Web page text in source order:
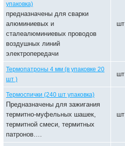
упаковка)
предназначены для сварки
алюминиевых и
сталеалюминиевых проводов
воздушных линий
электропередачи
шт
Термопатроны 4 мм (в упаковке 20
шт )
шт
Термоспички (240 шт упаковка)
Предназначены для зажигания
термитно-муфельных шашек,
термитной смеси, термитных
патронов….
шт